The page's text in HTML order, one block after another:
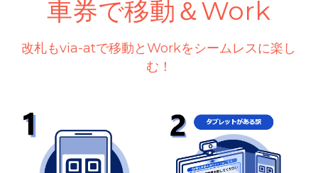
車券で移動＆Work
改札もvia-atで移動とWorkをシームレスに楽し
む！